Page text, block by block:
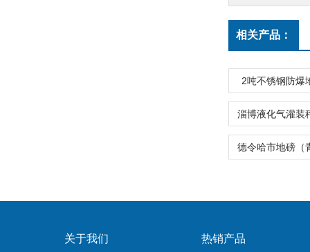
相关产品：
2吨不锈钢防爆
关于我们 热销产品